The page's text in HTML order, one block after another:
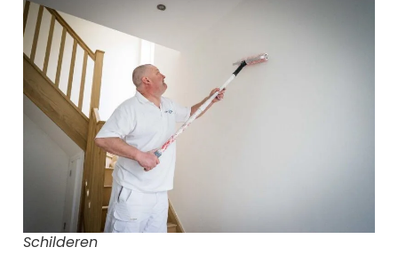
Schilderen